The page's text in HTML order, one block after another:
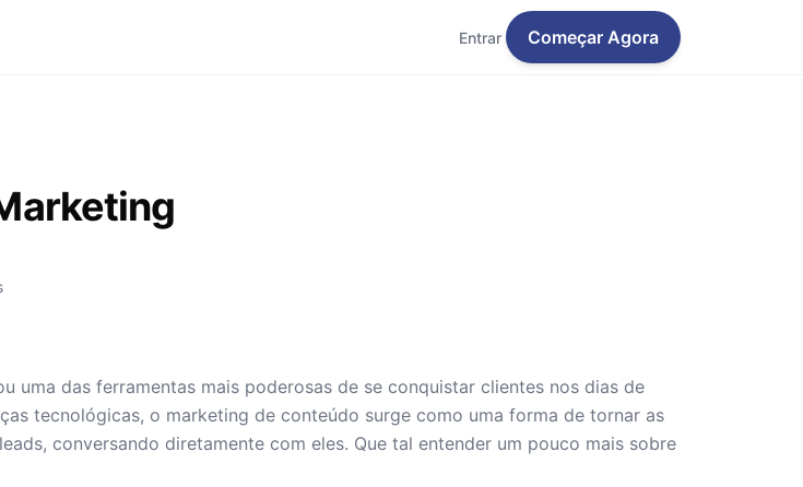
Entrar Começar Agora
uma das ferramentas mais poderosas de se conquistar clientes nos dias de
tecnológicas, o marketing de conteúdo surge como uma forma de tornar as
conversando diretamente com eles. Que tal entender um pouco mais sobre